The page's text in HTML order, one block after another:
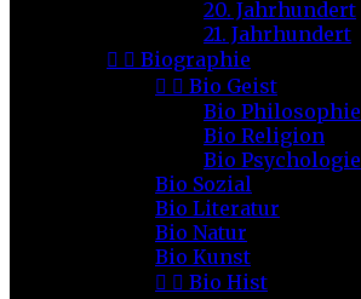
20. Jahrhundert
21. Jahrhundert
  Biographie
  Bio Geist
Bio Philosophie
Bio Religion
Bio Psychologie
Bio Sozial
Bio Literatur
Bio Natur
Bio Kunst
  Bio Hist